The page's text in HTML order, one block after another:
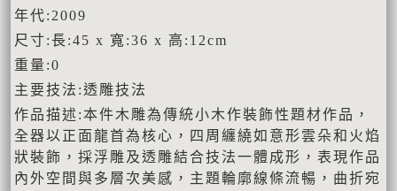
年代:2009
尺寸:長:45 x 寬:36 x 高:12cm
重量:0
主要技法:透雕技法
作品描述:本件木雕為傳統小木作裝飾性題材作品，
全器以正面龍首為核心，四周纏繞如意形雲朵和火焰
狀裝飾，採浮雕及透雕結合技法一體成形，表現作品
內外空間與多層次美感，主題輪廓線條流暢，曲折宛